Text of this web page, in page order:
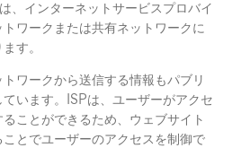
、インターネットサービスプロバイ
ワークまたは共有ネットワークに
す。
ワークから送信する情報もパブリ
います。ISPは、ユーザーがアクセ
ことができるため、ウェブサイト
とでユーザーのアクセスを制御で